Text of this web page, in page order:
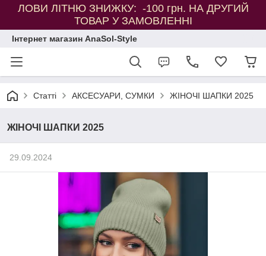
ЛОВИ ЛІТНЮ ЗНИЖКУ: -100 грн. НА ДРУГИЙ
ТОВАР У ЗАМОВЛЕННІ
Інтернет магазин AnaSol-Style
Статті АКСЕСУАРИ, СУМКИ ЖІНОЧІ ШАПКИ 2025
ЖІНОЧІ ШАПКИ 2025
29.09.2024